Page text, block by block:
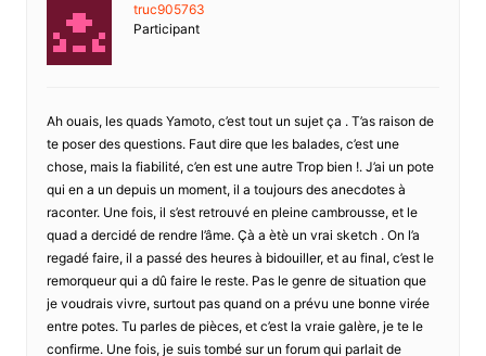
truc905763
Participant
Ah ouais, les quads Yamoto, c’est tout un sujet ça . T’as raison de
te poser des questions. Faut dire que les balades, c’est une
chose, mais la fiabilité, c’en est une autre Trop bien !. J’ai un pote
qui en a un depuis un moment, il a toujours des anecdotes à
raconter. Une fois, il s’est retrouvé en pleine cambrousse, et le
quad a dercidé de rendre l’âme. Çà a ètè un vrai sketch . On l’a
regadé faire, il a passé des heures à bidouiller, et au final, c’est le
remorqueur qui a dû faire le reste. Pas le genre de situation que
je voudrais vivre, surtout pas quand on a prévu une bonne virée
entre potes. Tu parles de pièces, et c’est la vraie galère, je te le
confirme. Une fois, je suis tombé sur un forum qui parlait de